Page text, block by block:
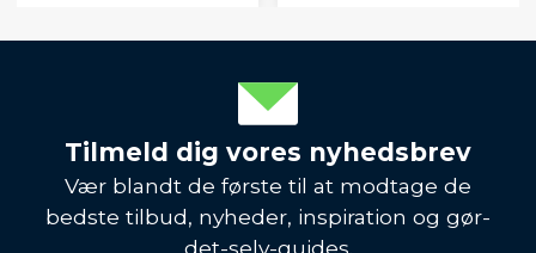
Tilmeld dig vores nyhedsbrev
Vær blandt de første til at modtage de
bedste tilbud, nyheder, inspiration og gør-
det-selv-guides.